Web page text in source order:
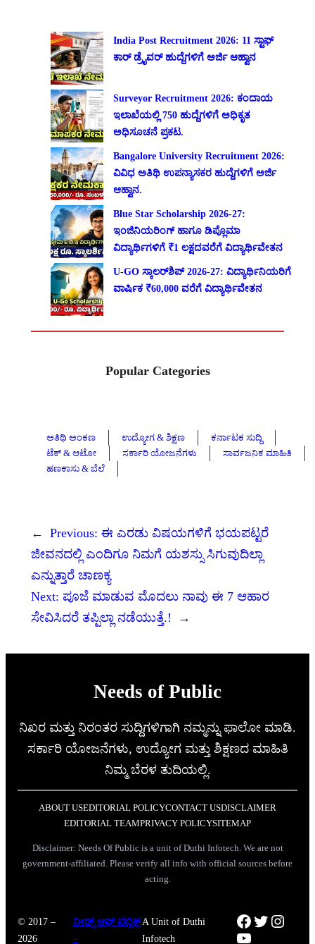
India Post Recruitment 2026: 11 ಸ್ಟಾಫ್
ಕಾರ್ ಡ್ರೈವರ್ ಹುದ್ದೆಗಳಿಗೆ ಅರ್ಜಿ ಆಹ್ವಾನ
Surveyor Recruitment 2026: ಕಂದಾಯ
ಇಲಾಖೆಯಲ್ಲಿ 750 ಹುದ್ದೆಗಳಿಗೆ ಅಧಿಕೃತ
ಅಧಿಸೂಚನೆ ಪ್ರಕಟ.
Bangalore University Recruitment 2026:
ವಿವಿಧ ಅತಿಥಿ ಉಪನ್ಯಾಸಕರ ಹುದ್ದೆಗಳಿಗೆ ಅರ್ಜಿ
ಆಹ್ವಾನ.
Blue Star Scholarship 2026-27:
ಇಂಜಿನಿಯರಿಂಗ್ ಹಾಗೂ ಡಿಪ್ಲೊಮಾ
ವಿದ್ಯಾರ್ಥಿಗಳಿಗೆ ₹1 ಲಕ್ಷದವರೆಗೆ ವಿದ್ಯಾರ್ಥಿವೇತನ
U-GO ಸ್ಕಾಲರ್‌ಶಿಪ್ 2026-27: ವಿದ್ಯಾರ್ಥಿನಿಯರಿಗೆ
ವಾರ್ಷಿಕ ₹60,000 ವರೆಗೆ ವಿದ್ಯಾರ್ಥಿವೇತನ
Popular Categories
ಅತಿಥಿ ಅಂಕಣ ಉದ್ಯೋಗ & ಶಿಕ್ಷಣ
ಕರ್ನಾಟಕ ಸುದ್ದಿ
ಟೆಕ್ & ಆಟೋ
ಸರ್ಕಾರಿ ಯೋಜನೆಗಳು
ಸಾರ್ವಜನಿಕ ಮಾಹಿತಿ
ಹಣಕಾಸು & ಬೆಲೆ
← Previous: ಈ ಎರಡು ವಿಷಯಗಳಿಗೆ ಭಯಪಟ್ಟರೆ
ಜೀವನದಲ್ಲಿ ಎಂದಿಗೂ ನಿಮಗೆ ಯಶಸ್ಸು ಸಿಗುವುದಿಲ್ಲಾ
ಎನ್ನುತ್ತಾರೆ ಚಾಣಕ್ಯ
Next: ಪೂಜೆ ಮಾಡುವ ಮೊದಲು ನಾವು ಈ 7 ಆಹಾರ
ಸೇವಿಸಿದರೆ ತಪ್ಪಿಲ್ಲಾ ನಡೆಯುತ್ತೆ.!
→
Needs of Public
ನಿಖರ ಮತ್ತು ನಿರಂತರ ಸುದ್ದಿಗಳಿಗಾಗಿ ನಮ್ಮನ್ನು ಫಾಲೋ ಮಾಡಿ.
ಸರ್ಕಾರಿ ಯೋಜನೆಗಳು, ಉದ್ಯೋಗ ಮತ್ತು ಶಿಕ್ಷಣದ ಮಾಹಿತಿ
ನಿಮ್ಮ ಬೆರಳ ತುದಿಯಲ್ಲಿ.
ABOUT USEDITORIAL POLICYCONTACT USDISCLAIMER
EDITORIAL TEAMPRIVACY POLICYSITEMAP
Disclaimer: Needs Of Public is a unit of Duthi Infotech. We are not
government-affiliated. Please verify all info with official sources before
acting.
© 2017 –
2026
ನೀಡ್ಸ್ ಆಫ್ ಪಬ್ಲಿಕ್
–
A Unit of Duthi
Infotech
Facebook
Twitter
YouTube